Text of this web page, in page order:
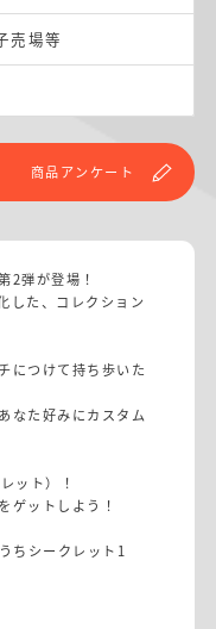
売場等
商品アンケート
2弾が登場！
した、コレクション
につけて持ち歩いた
なた好みにカスタム
ット）！
ゲットしよう！
ちシークレット1